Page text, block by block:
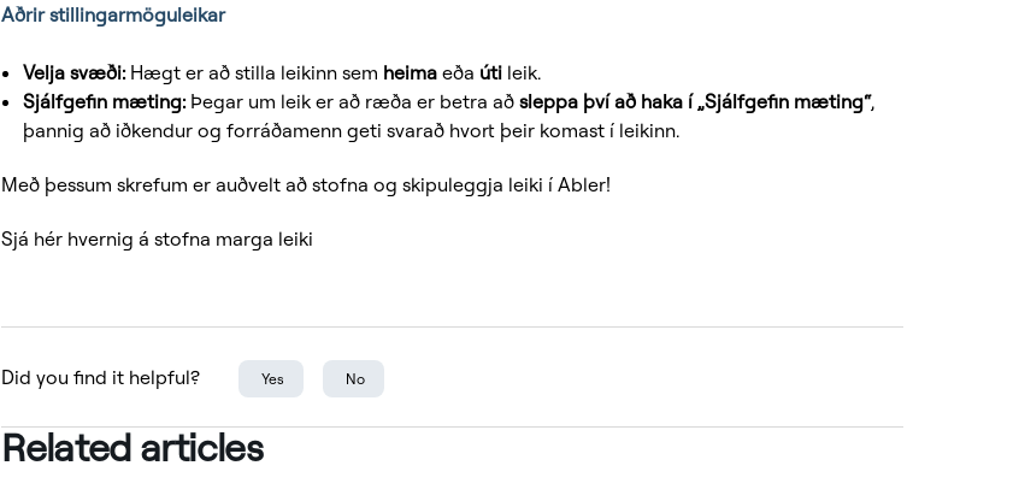
Aðrir stillingarmöguleikar
Velja svæði:Hægt er að stilla leikinn sem heima eða úti leik.
Sjálfgefin mæting:Þegar um leik er að ræða er betra aðsleppa því að haka í „Sjálfgefin mæting“,
þannig að iðkendur og forráðamenn geti svarað hvort þeir komast í leikinn.
Með þessum skrefum er auðvelt að stofna og skipuleggja leiki í Abler!
Sjá hér hvernig á stofna marga leiki
Did you find it helpful? Yes No
Related articles